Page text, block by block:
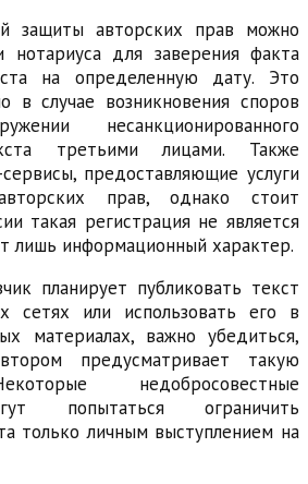
защиты авторских прав можно
нотариуса для заверения факта
на определенную дату. Это
в случае возникновения споров
несанкционированного
третьими лицами. Также
предоставляющие услуги
прав, однако стоит
такая регистрация не является
лишь информационный характер.
планирует публиковать текст
сетях или использовать его в
материалах, важно убедиться,
предусматривает такую
недобросовестные
попытаться ограничить
только личным выступлением на